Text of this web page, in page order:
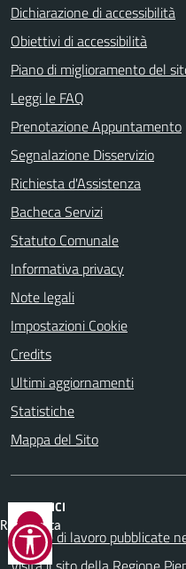
Dichiarazione di accessibilità
Obiettivi di accessibilità
Piano di miglioramento del
Leggi le FAQ
Prenotazione Appuntamento
Segnalazione Disservizio
Richiesta d'Assistenza
Bacheca Servizi
Statuto Comunale
Informativa privacy
Note legali
Impostazioni Cookie
Credits
Ultimi aggiornamenti
Statistiche
Mappa del Sito
SITI AMICI
Offerte di lavoro pubblicate
Reimposta
tutto